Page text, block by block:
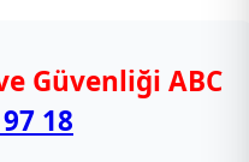
Güvenliği ABC
18